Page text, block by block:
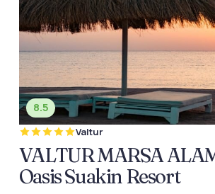
8.5
Valtur
VALTUR MARSA
Oasis Suakin Resort